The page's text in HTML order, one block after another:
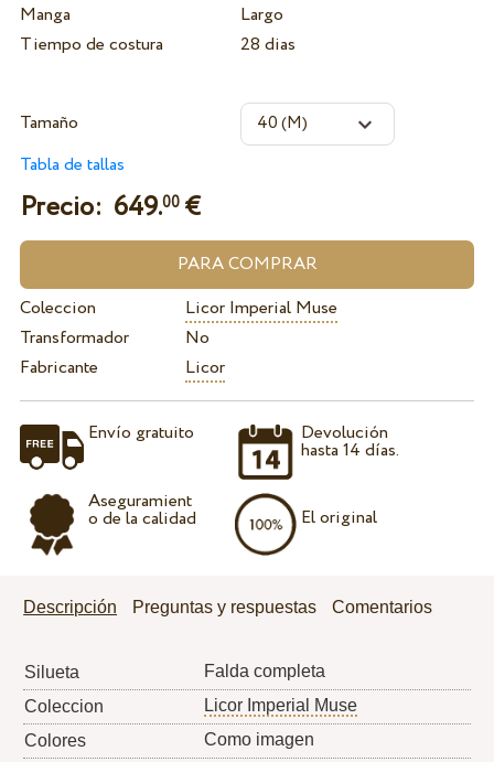
Manga
Largo
Tiempo de costura
28 dias
Tamaño
Tabla de tallas
Precio: 649.00€
Coleccion
Licor Imperial Muse
Transformador
No
Fabricante
Licor
Envío gratuito
Aseguramient
o de la calidad
Devolución
hasta 14 días.
El original
Descripción Preguntas y respuestas Comentarios
Silueta
Falda completa
Coleccion
Licor Imperial Muse
Colores
Como imagen